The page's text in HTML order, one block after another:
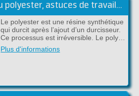
Travailler avec du polyester, astuces de travail de la résine polyester
Le polyester est une résine synthétique
qui durcit après l’ajout d’un durcisseur.
Ce processus est irréversible. Le poly…
Plus d'informations